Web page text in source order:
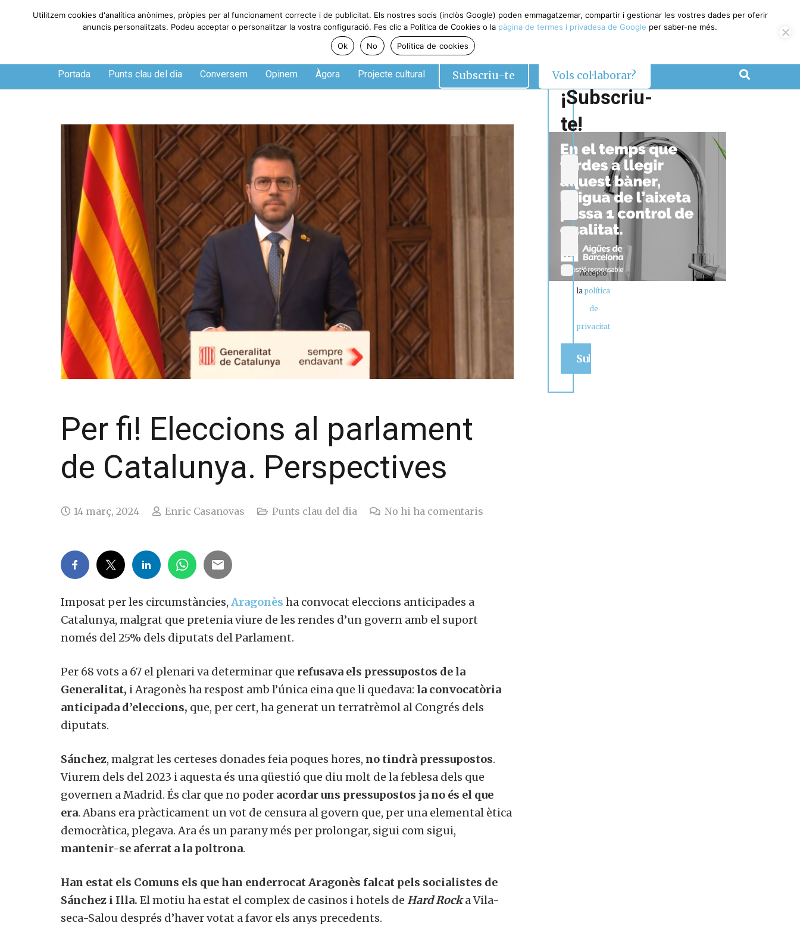
Dijous, 6 de agosto de 2026
Portada Punts clau del dia Conversem Opinem Àgora Projecte cultural Subscriu-te Vols col·laborar?
Per fi! Eleccions al parlament
de Catalunya. Perspectives
14 març, 2024 Enric Casanovas Punts clau del dia No hi ha comentaris
Imposat per les circumstàncies, Aragonès ha convocat eleccions anticipades a
Catalunya, malgrat que pretenia viure de les rendes d’un govern amb el suport
només del 25% dels diputats del Parlament.
Per 68 vots a 67 el plenari va determinar que refusava els pressupostos de la
Generalitat, i Aragonès ha respost amb l’única eina que li quedava: la convocatòria
anticipada d’eleccions, que, per cert, ha generat un terratrèmol al Congrés dels
diputats.
Sánchez, malgrat les certeses donades feia poques hores, no tindrà pressupostos.
Viurem dels del 2023 i aquesta és una qüestió que diu molt de la feblesa dels que
governen a Madrid. És clar que no poder acordar uns pressupostos ja no és el que
era. Abans era pràcticament un vot de censura al govern que, per una elemental ètica
democràtica, plegava. Ara és un parany més per prolongar, sigui com sigui,
mantenir-se aferrat a la poltrona.
Han estat els Comuns els que han enderrocat Aragonès falcat pels socialistes de
Sánchez i Illa. El motiu ha estat el complex de casinos i hotels de Hard Rocka Vila-
seca-Salou després d’haver votat a favor els anys precedents.
¡Subscriu-
te!
Accepto
lapolítica
de
privacitat
Utilitzem cookies d'analítica anònimes, pròpies per al funcionament correcte i de publicitat. Els nostres socis (inclòs Google) poden emmagatzemar, compartir i gestionar les vostres dades per oferir
anuncis personalitzats. Podeu acceptar o personalitzar la vostra configuració. Fes clic a Política de Cookies o la pàgina de termes i privadesa de Google per saber-ne més.
Ok
No Política de cookies